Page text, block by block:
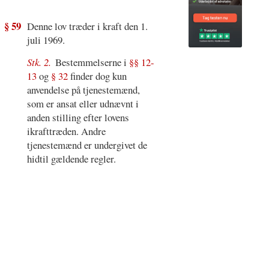
§ 59 Denne lov træder i kraft den 1.
juli 1969.
Stk. 2. Bestemmelserne i §§ 12-
13og § 32finder dog kun
anvendelse på tjenestemænd,
som er ansat eller udnævnt i
anden stilling efter lovens
ikrafttræden. Andre
tjenestemænd er undergivet de
hidtil gældende regler.